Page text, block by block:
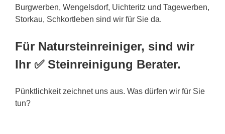
Burgwerben, Wengelsdorf, Uichteritz und Tagewerben,
Storkau, Schkortleben sind wir für Sie da.
Für Natursteinreiniger, sind wir
Ihr ✅ Steinreinigung Berater.
Pünktlichkeit zeichnet uns aus. Was dürfen wir für Sie
tun?